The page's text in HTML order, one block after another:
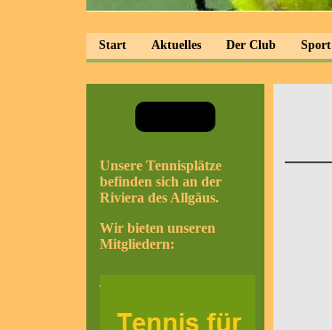
Start Aktuelles Der Club Sport
Unsere Tennisplätze
befinden sich an der
Riviera des Allgäus.
Wir bieten unseren
Mitgliedern: